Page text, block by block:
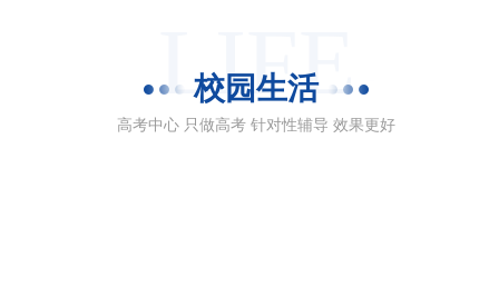
LIFE
校园生活
高考中心 只做高考 针对性辅导 效果更好